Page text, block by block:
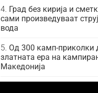
Град без кирија и
сами произведуваат
вода
Од 300 камп-приколки
златната ера на
Македонија